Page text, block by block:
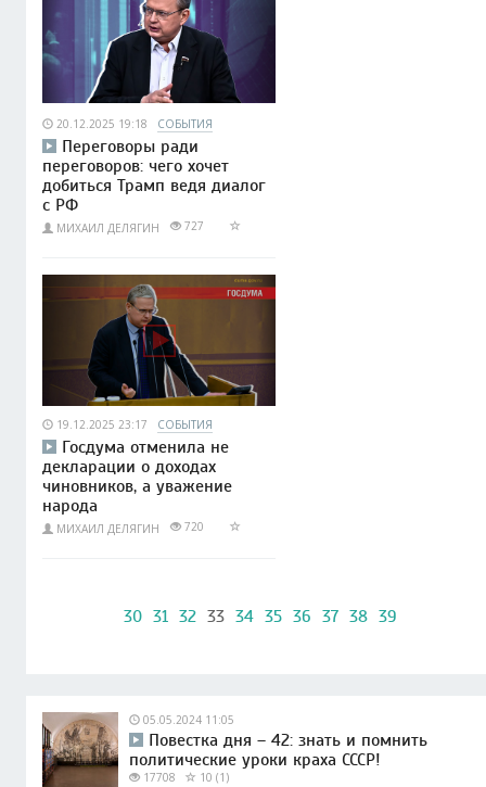
20.12.2025 19:18 СОБЫТИЯ
Переговоры ради
переговоров: чего хочет
добиться Трамп ведя диалог
с РФ
МИХАИЛ ДЕЛЯГИН 727
19.12.2025 23:17 СОБЫТИЯ
Госдума отменила не
декларации о доходах
чиновников, а уважение
народа
МИХАИЛ ДЕЛЯГИН 720
30 31 32 33 34 35 36 37 38 39
05.05.2024 11:05
Повестка дня – 42: знать и помнить
политические уроки краха СССР!
17708 10 (1)